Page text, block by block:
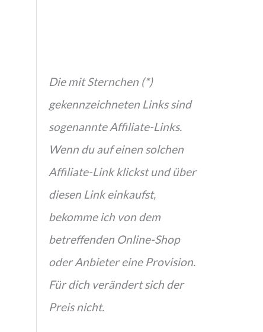
Die mit Sternchen (*)
gekennzeichneten Links sind
sogenannte Affiliate-Links.
Wenn du auf einen solchen
Affiliate-Link klickst und über
diesen Link einkaufst,
bekomme ich von dem
betreffenden Online-Shop
oder Anbieter eine Provision.
Für dich verändert sich der
Preis nicht.